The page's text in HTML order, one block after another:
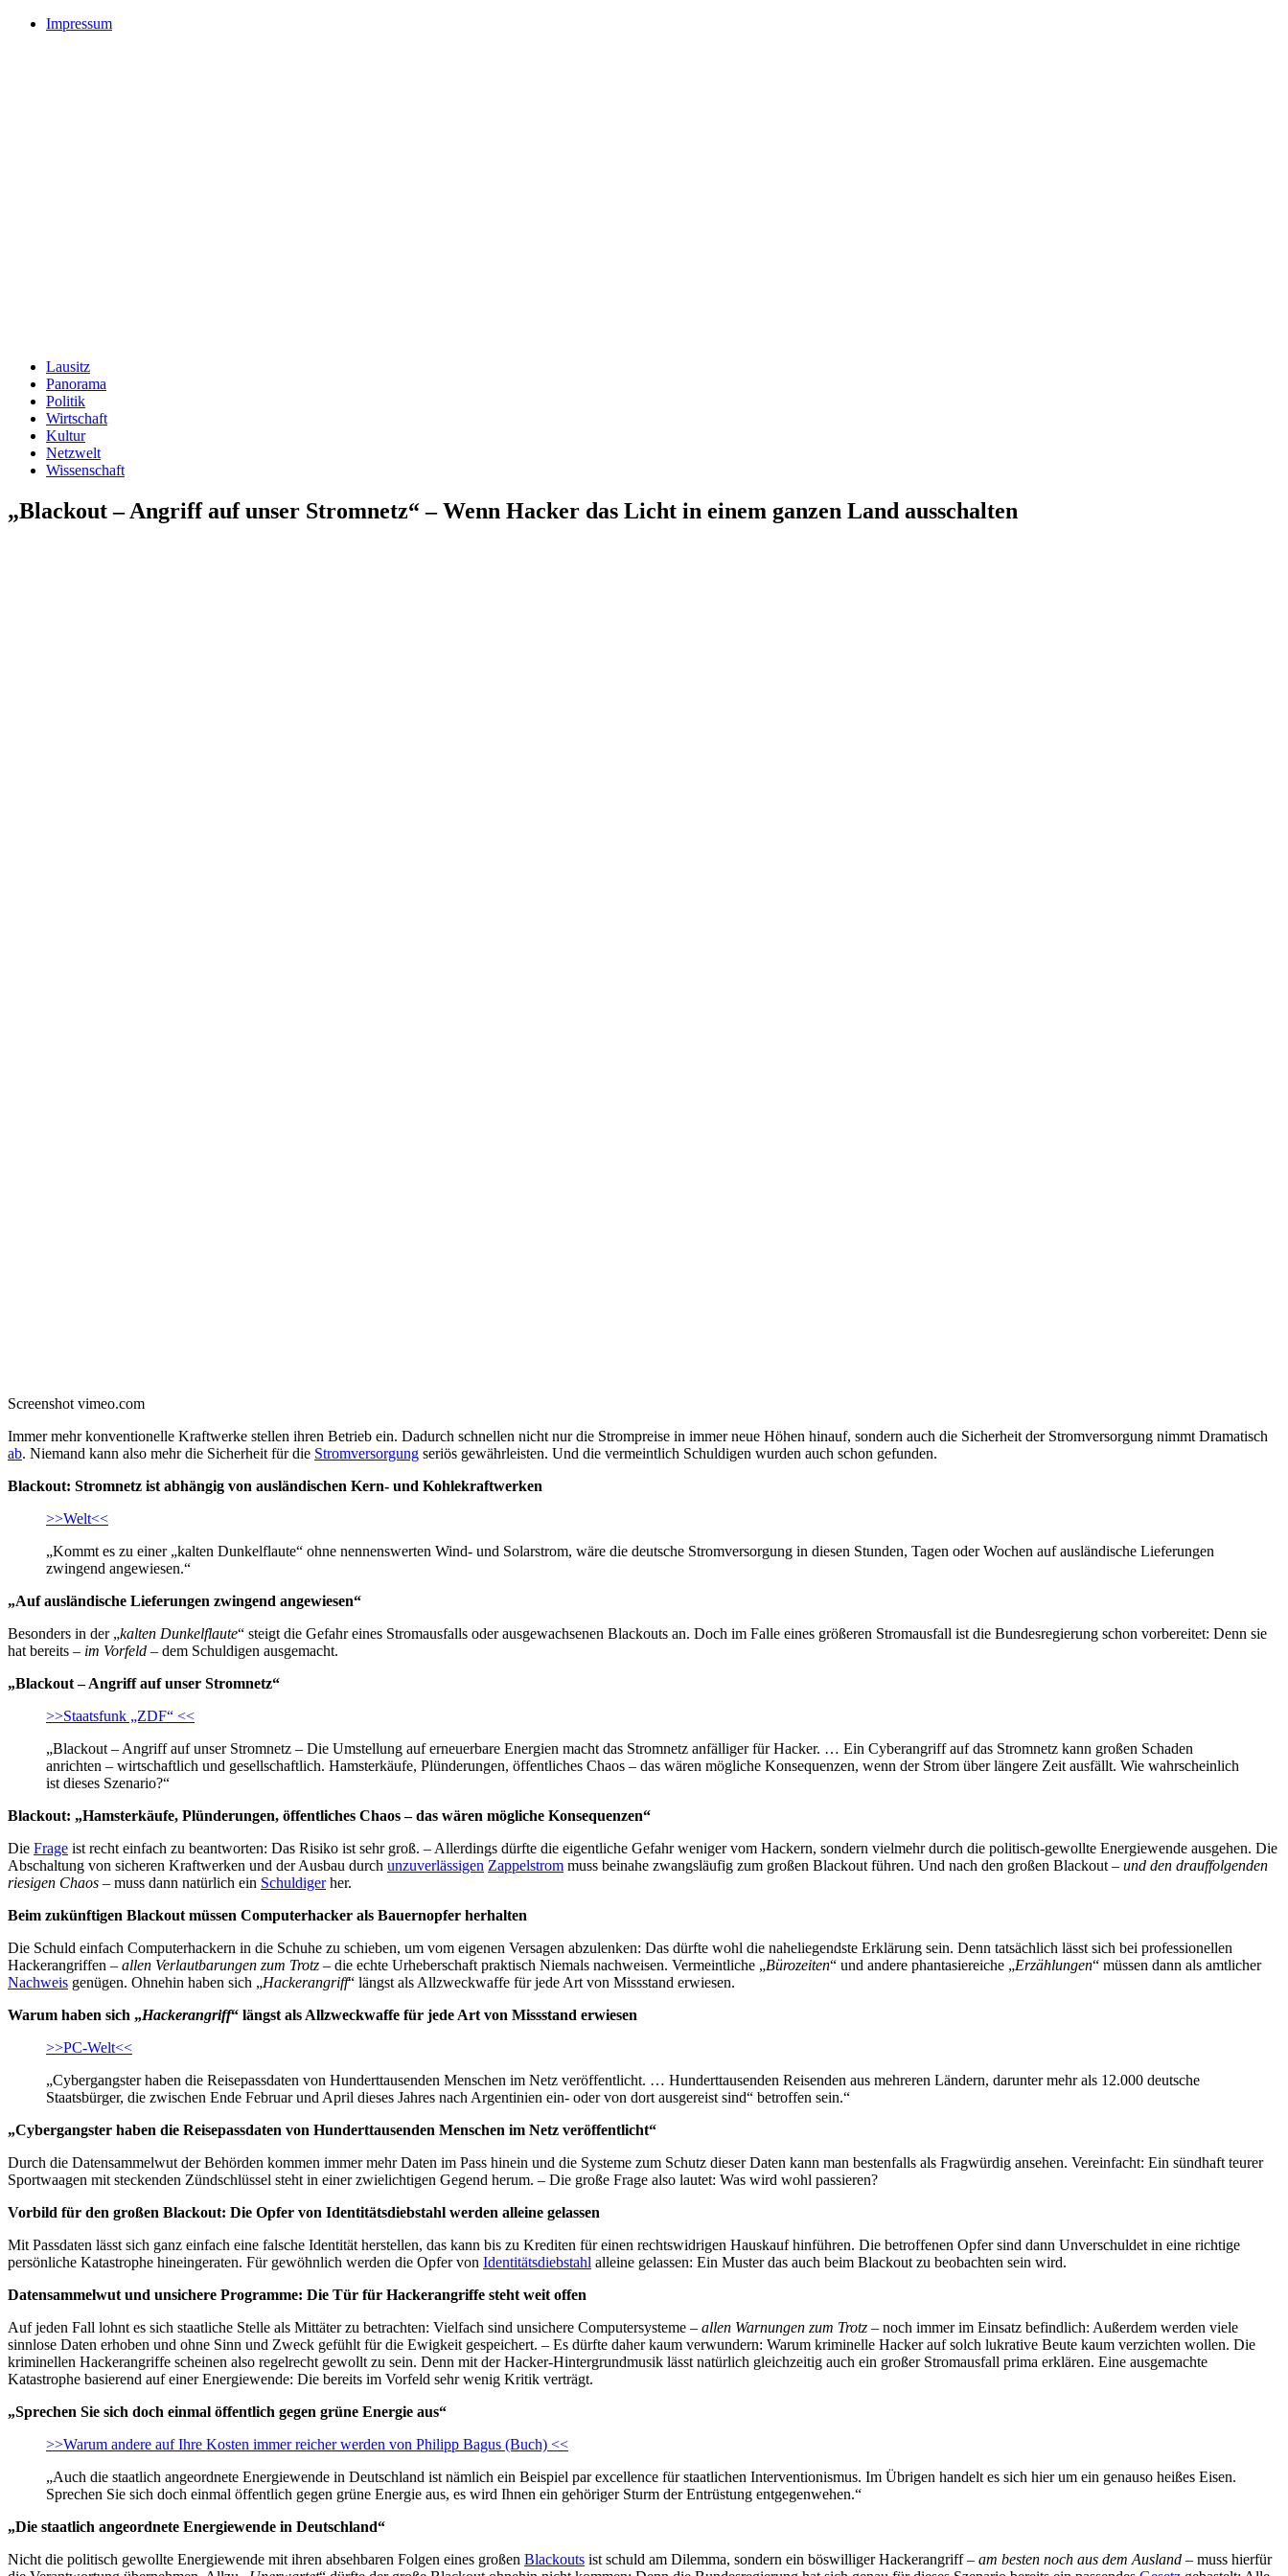
Impressum
Lausitz
Panorama
Politik
Wirtschaft
Kultur
Netzwelt
Wissenschaft
„Blackout – Angriff auf unser Stromnetz“ – Wenn Hacker das Licht in einem ganzen Land ausschalten
Screenshot vimeo.com
Immer mehr konventionelle Kraftwerke stellen ihren Betrieb ein. Dadurch schnellen nicht nur die Strompreise in immer neue Höhen hinauf, sondern auch die Sicherheit der Stromversorgung nimmt Dramatisch
ab. Niemand kann also mehr die Sicherheit für die Stromversorgung seriös gewährleisten. Und die vermeintlich Schuldigen wurden auch schon gefunden.
Blackout: Stromnetz ist abhängig von ausländischen Kern- und Kohlekraftwerken
>>Welt<<
„Kommt es zu einer „kalten Dunkelflaute“ ohne nennenswerten Wind- und Solarstrom, wäre die deutsche Stromversorgung in diesen Stunden, Tagen oder Wochen auf ausländische Lieferungen
zwingend angewiesen.“
„Auf ausländische Lieferungen zwingend angewiesen“
Besonders in der „kalten Dunkelflaute“ steigt die Gefahr eines Stromausfalls oder ausgewachsenen Blackouts an. Doch im Falle eines größeren Stromausfall ist die Bundesregierung schon vorbereitet: Denn sie
hat bereits – im Vorfeld – dem Schuldigen ausgemacht.
„Blackout – Angriff auf unser Stromnetz“
>>Staatsfunk „ZDF“ <<
„Blackout – Angriff auf unser Stromnetz – Die Umstellung auf erneuerbare Energien macht das Stromnetz anfälliger für Hacker. … Ein Cyberangriff auf das Stromnetz kann großen Schaden
anrichten – wirtschaftlich und gesellschaftlich. Hamsterkäufe, Plünderungen, öffentliches Chaos – das wären mögliche Konsequenzen, wenn der Strom über längere Zeit ausfällt. Wie wahrscheinlich
ist dieses Szenario?“
Blackout: „Hamsterkäufe, Plünderungen, öffentliches Chaos – das wären mögliche Konsequenzen“
Die Frage ist recht einfach zu beantworten: Das Risiko ist sehr groß. – Allerdings dürfte die eigentliche Gefahr weniger vom Hackern, sondern vielmehr durch die politisch-gewollte Energiewende ausgehen. Die
Abschaltung von sicheren Kraftwerken und der Ausbau durch unzuverlässigen Zappelstrom muss beinahe zwangsläufig zum großen Blackout führen. Und nach den großen Blackout – und den drauffolgenden
riesigen Chaos – muss dann natürlich ein Schuldigerher.
Beim zukünftigen Blackout müssen Computerhacker als Bauernopfer herhalten
Die Schuld einfach Computerhackern in die Schuhe zu schieben, um vom eigenen Versagen abzulenken: Das dürfte wohl die naheliegendste Erklärung sein. Denn tatsächlich lässt sich bei professionellen
Hackerangriffen – allen Verlautbarungen zum Trotz – die echte Urheberschaft praktisch Niemals nachweisen. Vermeintliche „Bürozeiten“ und andere phantasiereiche „Erzählungen“ müssen dann als amtlicher
Nachweis genügen. Ohnehin haben sich „Hackerangriff“ längst als Allzweckwaffe für jede Art von Missstand erwiesen.
Warum haben sich „Hackerangriff“ längst als Allzweckwaffe für jede Art von Missstand erwiesen
>>PC-Welt<<
„Cybergangster haben die Reisepassdaten von Hunderttausenden Menschen im Netz veröffentlicht. … Hunderttausenden Reisenden aus mehreren Ländern, darunter mehr als 12.000 deutsche
Staatsbürger, die zwischen Ende Februar und April dieses Jahres nach Argentinien ein- oder von dort ausgereist sind“ betroffen sein.“
„Cybergangster haben die Reisepassdaten von Hunderttausenden Menschen im Netz veröffentlicht“
Durch die Datensammelwut der Behörden kommen immer mehr Daten im Pass hinein und die Systeme zum Schutz dieser Daten kann man bestenfalls als Fragwürdig ansehen. Vereinfacht: Ein sündhaft teurer
Sportwaagen mit steckenden Zündschlüssel steht in einer zwielichtigen Gegend herum. – Die große Frage also lautet: Was wird wohl passieren?
Vorbild für den großen Blackout: Die Opfer von Identitätsdiebstahl werden alleine gelassen
Mit Passdaten lässt sich ganz einfach eine falsche Identität herstellen, das kann bis zu Krediten für einen rechtswidrigen Hauskauf hinführen. Die betroffenen Opfer sind dann Unverschuldet in eine richtige
persönliche Katastrophe hineingeraten. Für gewöhnlich werden die Opfer von Identitätsdiebstahl alleine gelassen: Ein Muster das auch beim Blackout zu beobachten sein wird.
Datensammelwut und unsichere Programme: Die Tür für Hackerangriffe steht weit offen
Auf jeden Fall lohnt es sich staatliche Stelle als Mittäter zu betrachten: Vielfach sind unsichere Computersysteme – allen Warnungen zum Trotz – noch immer im Einsatz befindlich: Außerdem werden viele
sinnlose Daten erhoben und ohne Sinn und Zweck gefühlt für die Ewigkeit gespeichert. – Es dürfte daher kaum verwundern: Warum kriminelle Hacker auf solch lukrative Beute kaum verzichten wollen. Die
kriminellen Hackerangriffe scheinen also regelrecht gewollt zu sein. Denn mit der Hacker-Hintergrundmusik lässt natürlich gleichzeitig auch ein großer Stromausfall prima erklären. Eine ausgemachte
Katastrophe basierend auf einer Energiewende: Die bereits im Vorfeld sehr wenig Kritik verträgt.
„Sprechen Sie sich doch einmal öffentlich gegen grüne Energie aus“
>>Warum andere auf Ihre Kosten immer reicher werden von Philipp Bagus (Buch) <<
„Auch die staatlich angeordnete Energiewende in Deutschland ist nämlich ein Beispiel par excellence für staatlichen Interventionismus. Im Übrigen handelt es sich hier um ein genauso heißes Eisen.
Sprechen Sie sich doch einmal öffentlich gegen grüne Energie aus, es wird Ihnen ein gehöriger Sturm der Entrüstung entgegenwehen.“
„Die staatlich angeordnete Energiewende in Deutschland“
Nicht die politisch gewollte Energiewende mit ihren absehbaren Folgen eines großen Blackouts ist schuld am Dilemma, sondern ein böswilliger Hackerangriff – am besten noch aus dem Ausland – muss hierfür